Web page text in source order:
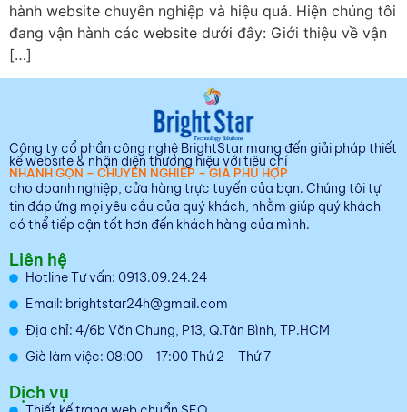
hành website chuyên nghiệp và hiệu quả. Hiện chúng tôi
đang vận hành các website dưới đây: Giới thiệu về vận
[…]
Công ty cổ phần công nghệ BrightStar mang đến giải pháp thiết
kế website & nhận diện thương hiệu với tiêu chí
NHANH GỌN – CHUYÊN NGHIỆP – GIÁ PHÙ HỢP
cho doanh nghiệp, cửa hàng trực tuyến của bạn. Chúng tôi tự
tin đáp ứng mọi yêu cầu của quý khách, nhằm giúp quý khách
có thể tiếp cận tốt hơn đến khách hàng của mình.
Liên hệ
Hotline Tư vấn: 0913.09.24.24
Email: brightstar24h@gmail.com
Địa chỉ: 4/6b Văn Chung, P13, Q.Tân Bình, TP.HCM
Giờ làm việc: 08:00 - 17:00 Thứ 2 - Thứ 7
Dịch vụ